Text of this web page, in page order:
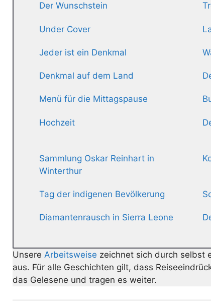
Der Wunschstein
Under Cover
Jeder ist ein Denkmal
Denkmal auf dem Land
Menü für die Mittagspause
Hochzeit
Sammlung Oskar Reinhart in
Winterthur
Tag der indigenen Bevölkerung
Diamantenrausch in Sierra Leone
Unsere Arbeitsweise zeichnet sich durch selbst
aus. Für alle Geschichten gilt, dass
das Gelesene und tragen es weiter.